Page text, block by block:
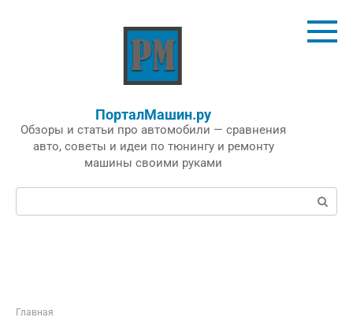
ПорталМашин.ру
Обзоры и статьи про автомобили — сравнения
авто, советы и идеи по тюнингу и ремонту
машины своими руками
Поиск:
Главная